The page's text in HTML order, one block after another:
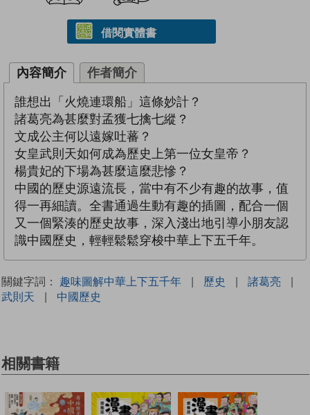
借閱實體書
內容簡介 作者簡介
誰想出「火燒連環船」這條妙計？
諸葛亮為甚麼對孟獲七擒七縱？
文成公主何以遠嫁吐蕃？
女皇武則天如何成為歷史上第一位女皇帝？
楊貴妃的下場為甚麼這麼悲慘？
中國的歷史源遠流長，當中有不少有趣的故事，值
得一再細讀。全書通過生動有趣的插圖，配合一個
又一個緊湊的歷史故事，深入淺出地引導小朋友認
識中國歷史，輕輕鬆鬆穿梭中華上下五千年。
關鍵字詞： 趣味圖解中華上下五千年 | 歷史 | 諸葛亮
|
武則天
| 中國歷史
相關書籍